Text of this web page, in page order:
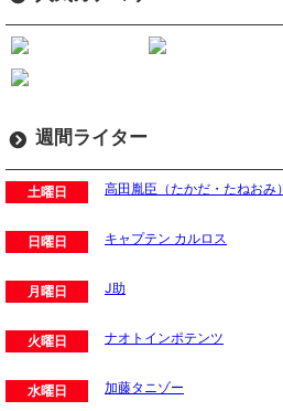
週間ライター
土曜日 高田胤臣（たかだ・たねおみ）
日曜日 キャプテン カルロス
月曜日 J助
火曜日 ナオトインポテンツ
水曜日 加藤タニゾー